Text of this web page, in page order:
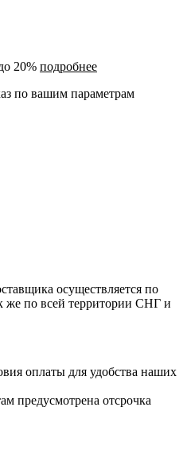
20% подробнее
по вашим параметрам
осуществляется по
же по всей территории СНГ и
оплаты для удобства наших
предусмотрена отсрочка